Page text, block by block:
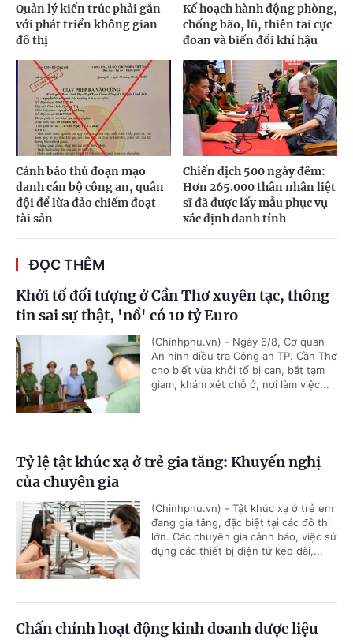
Quản lý kiến trúc phải gắn
với phát triển không gian
đô thị
Kế hoạch hành động phòng,
chống bão, lũ, thiên tai cực
đoan và biến đổi khí hậu
Cảnh báo thủ đoạn mạo
danh cán bộ công an, quân
đội để lừa đảo chiếm đoạt
tài sản
Chiến dịch 500 ngày đêm:
Hơn 265.000 thân nhân liệt
sĩ đã được lấy mẫu phục vụ
xác định danh tính
ĐỌC THÊM
Khởi tố đối tượng ở Cần Thơ xuyên tạc, thông
tin sai sự thật, 'nổ' có 10 tỷ Euro
(Chinhphu.vn) - Ngày 6/8, Cơ quan
An ninh điều tra Công an TP. Cần Thơ
cho biết vừa khởi tố bị can, bắt tạm
giam, khám xét chỗ ở, nơi làm việc...
Tỷ lệ tật khúc xạ ở trẻ gia tăng: Khuyến nghị
của chuyên gia
(Chinhphu.vn) - Tật khúc xạ ở trẻ em
đang gia tăng, đặc biệt tại các đô thị
lớn. Các chuyên gia cảnh báo, việc sử
dụng các thiết bị điện tử kéo dài,...
Chấn chỉnh hoạt động kinh doanh dược liệu